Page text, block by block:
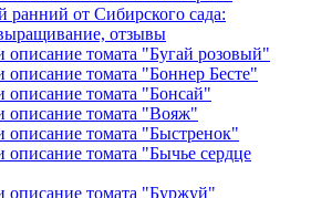
ранний от Сибирского сада:
отзывы
описание томата "Бугай розовый"
описание томата "Боннер Бесте"
описание томата "Бонсай"
описание томата "Вояж"
описание томата "Быстренок"
описание томата "Бычье сердце
описание томата "Буржуй"